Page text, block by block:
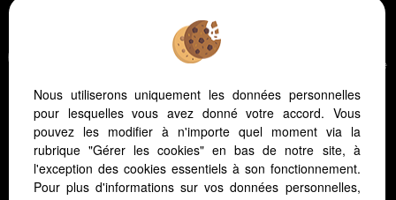
Afin de vous offrir un confort de lecture permanent, depuis
votre PC, votre tablette ou votre smartphone, notre site s'adapte
Logiciel immo
Site internet immobilier
Référencement immobilier
Nous utiliserons uniquement les données personnelles
pour lesquelles vous avez donné votre accord. Vous
pouvez les modifier à n'importe quel moment via la
rubrique "Gérer les cookies" en bas de notre site, à
l'exception des cookies essentiels à son fonctionnement.
Pour plus d'informations sur vos données personnelles,